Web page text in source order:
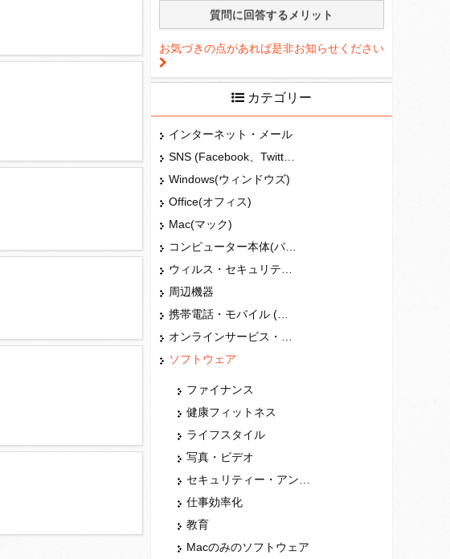
お気づきの点があれば是非お知らせください
カテゴリー
インターネット・メール
Windows(ウィンドウズ)
Office(オフィス)
Mac(マック)
周辺機器
ソフトウェア
ファイナンス
健康フィットネス
ライフスタイル
写真・ビデオ
仕事効率化
教育
Macのみのソフトウェア